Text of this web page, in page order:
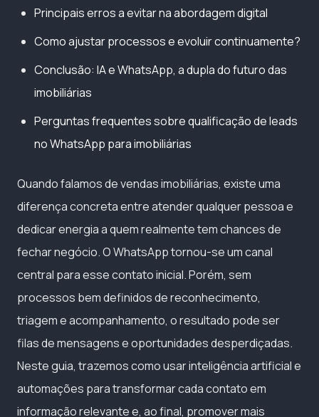
Principais erros a evitar na abordagem digital
Como ajustar processos e evoluir continuamente?
Conclusão: IA e WhatsApp, a dupla do futuro das
imobiliárias
Perguntas frequentes sobre qualificação de leads
no WhatsApp para imobiliárias
Quando falamos de vendas imobiliárias, existe uma
diferença concreta entre atender qualquer pessoa e
dedicar energia a quem realmente tem chances de
fechar negócio. O WhatsApp tornou-se um canal
central para esse contato inicial. Porém, sem
processos bem definidos de reconhecimento,
triagem e acompanhamento, o resultado pode ser
filas de mensagens e oportunidades desperdiçadas.
Neste guia, trazemos como usar inteligência artificial e
automações para transformar cada contato em
informação relevante e, ao final, promover mais